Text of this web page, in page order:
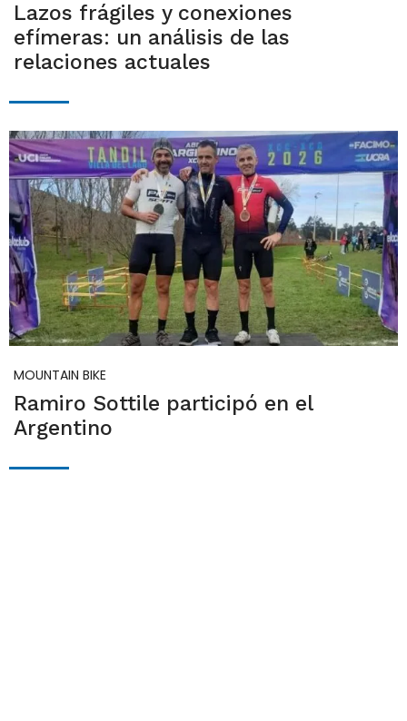
Lazos frágiles y conexiones
efímeras: un análisis de las
relaciones actuales
MOUNTAIN BIKE
Ramiro Sottile participó en el
Argentino